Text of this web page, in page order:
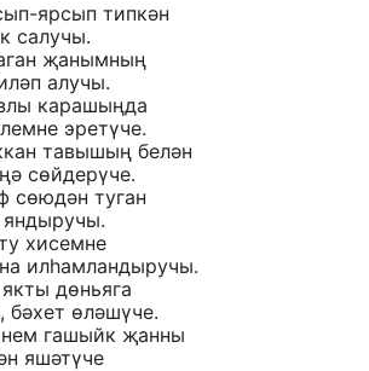
ярсып типкән
салучы.
җанымның
алучы.
карашыңда
эретүче.
тавышың белән
сөйдерүче.
сөюдән туган
хисемне
илһамландыручы.
дөньяга
бәхет өләшүче.
гашыйк җанны
яшәтүче